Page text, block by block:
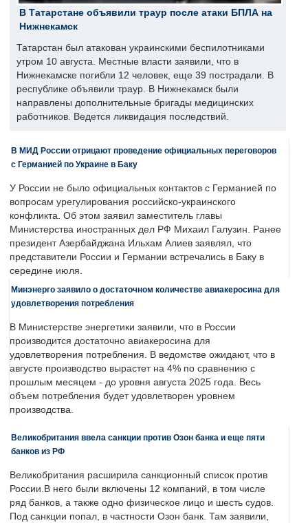
В Татарстане объявили траур после атаки БПЛА на
Нижнекамск
Татарстан был атакован украинскими беспилотниками
утром 10 августа. Местные власти заявили, что в
Нижнекамске погибли 12 человек, еще 39 пострадали. В
республике объявили траур. В Нижнекамск были
направлены дополнительные бригады медицинских
работников. Ведется ликвидация последствий.
В МИД России отрицают проведение официальных переговоров
с Германией по Украине в Баку
У России не было официальных контактов с Германией по
вопросам урегулирования российско-украинского
конфликта. Об этом заявил заместитель главы
Министерства иностранных дел РФ Михаил Галузин. Ранее
президент Азербайджана Ильхам Алиев заявлял, что
представители России и Германии встречались в Баку в
середине июля.
Минэнерго заявило о достаточном количестве авиакеросина для
удовлетворения потребления
В Министерстве энергетики заявили, что в России
производится достаточно авиакеросина для
удовлетворения потребления. В ведомстве ожидают, что в
августе производство вырастет на 4% по сравнению с
прошлым месяцем - до уровня августа 2025 года. Весь
объем потребления будет удовлетворен уровнем
производства.
Великобритания ввела санкции против Озон банка и еще пяти
банков из РФ
Великобритания расширила санкционный список против
России.В него были включены 12 компаний, в том числе
ряд банков, а также одно физическое лицо и шесть судов.
Под санкции попал, в частности Озон банк. Там заявили,